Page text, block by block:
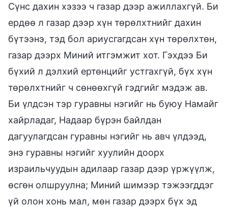
Сүнс дахин хэзээ ч газар дээр ажиллахгүй. Би
ердөө л газар дээр хүн төрөлхтнийг дахин
бүтээнэ, тэд бол ариусгагдсан хүн төрөлхтөн,
газар дээрх Миний итгэмжит хот. Гэхдээ Би
бүхий л дэлхий ертөнцийг устгахгүй, бүх хүн
төрөлхтнийг ч сөнөөхгүй гэдгийг мэдэж ав.
Би үлдсэн тэр гуравны нэгийг нь буюу Намайг
хайрладаг, Надаар бүрэн байлдан
дагуулагдсан гуравны нэгийг нь авч үлдээд,
энэ гуравны нэгийг хуулийн доорх
израильчуудын адилаар газар дээр үржүүлж,
өсгөн олшруулна; Миний шимээр тэжээгддэг
үй олон хонь мал, мөн газар дээрх бүх эд